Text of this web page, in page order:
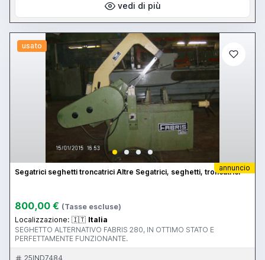
vedi di più
usato
annuncio
Segatrici seghetti troncatrici Altre Segatrici, seghetti, troncatrici
800,00 € (Tasse escluse)
Localizzazione: 🇮🇹 Italia
SEGHETTO ALTERNATIVO FABRIS 280, IN OTTIMO STATO E
PERFETTAMENTE FUNZIONANTE.
25IND7484